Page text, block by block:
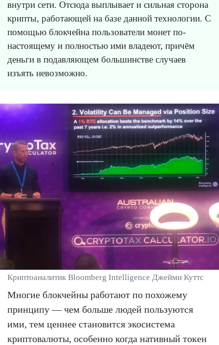
внутри сети. Отсюда выплывает и сильная сторона
крипты, работающей на базе данной технологии. С
помощью блокчейна пользователи монет по-
настоящему и полностью ими владеют, причём
деньги в подавляющем большинстве случаев
изъять невозможно.
Криптоаналитик Bloomberg Intelligence Джейми Куттс
Многие блокчейны работают по похожему
принципу — чем больше людей пользуются
ими, тем ценнее становится экосистема
криптовалюты, особенно когда нативный токен